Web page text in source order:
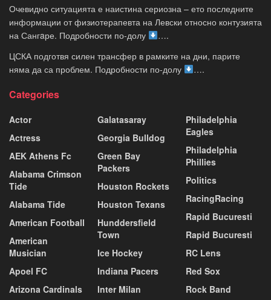
Очевидно ситуацията е наистина сериозна – ето последните
информации от физиотерапевта на Левски относно контузията
на Сангaре. Подробности по-долу
….
ЦСКА подготвя силен трансфер в рамките на дни, парите
няма да са проблем. Подробности по-долу
….
Categories
Actor
Actress
AEK Athens Fc
Alabama Crimson
Tide
Alabama Tide
American Football
American
Musician
Apoel FC
Arizona Cardinals
Galatasaray
Georgia Bulldog
Green Bay
Packers
Houston Rockets
Houston Texans
Hunddersfield
Town
Ice Hockey
Indiana Pacers
Inter Milan
Philadelphia
Eagles
Philadelphia
Phillies
Politics
RacingRacing
Rapid Bucuresti
Rapid Bucuresti
RC Lens
Red Sox
Rock Band